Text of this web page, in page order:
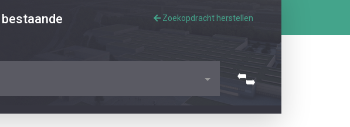
bestaande
Zoekopdracht herstellen